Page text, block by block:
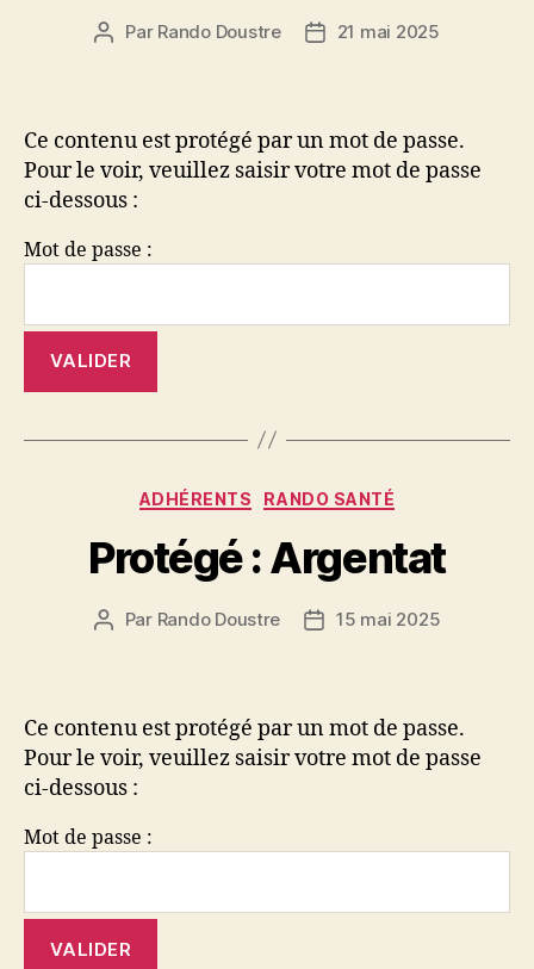
Auteur
Par Rando Doustre
Date21 mai 2025
Ce contenu est protégé par un mot de passe.
Pour le voir, veuillez saisir votre mot de passe
ci-dessous :
Mot de passe :
Catégories
ADHÉRENTS RANDO SANTÉ
Protégé : Argentat
Auteur
Par Rando Doustre
Date15 mai 2025
Ce contenu est protégé par un mot de passe.
Pour le voir, veuillez saisir votre mot de passe
ci-dessous :
Mot de passe :